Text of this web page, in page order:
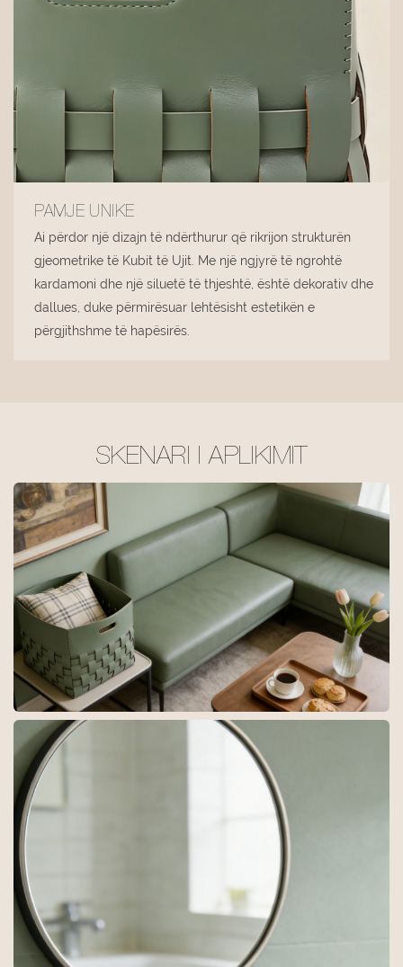
PAMJE UNIKE
Ai përdor një dizajn të ndërthurur që rikrijon strukturën
gjeometrike të Kubit të Ujit. Me një ngjyrë të ngrohtë
kardamoni dhe një siluetë të thjeshtë, është dekorativ dhe
dallues, duke përmirësuar lehtësisht estetikën e
përgjithshme të hapësirës.
SKENARI I APLIKIMIT